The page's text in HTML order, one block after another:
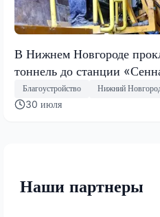
В Нижнем Новгороде
тоннель до станции
Благоустройство Нижний
30 июля
Наши партнеры